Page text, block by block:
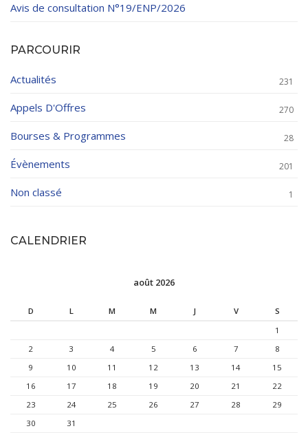
Avis de consultation N°19/ENP/2026
PARCOURIR
Actualités 231
Appels D'Offres 270
Bourses & Programmes 28
Évènements 201
Non classé 1
CALENDRIER
août 2026
D L M M J V
S
1
2
3 4 5 6 7
8
9
10 11 12 13 14
15
16
17 18 19 20 21
22
23
24 25 26 27 28
29
30
31